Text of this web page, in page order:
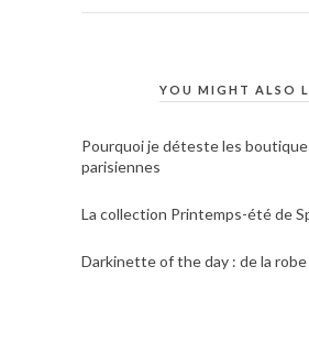
YOU MIGHT ALSO
Pourquoi je déteste les
parisiennes
La collection Printemps-été de
Darkinette of the day : de la